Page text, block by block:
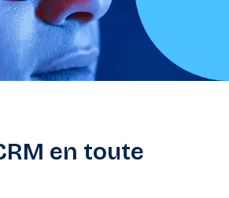
en toute